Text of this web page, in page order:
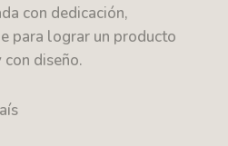
con dedicación,
para lograr un producto
diseño.